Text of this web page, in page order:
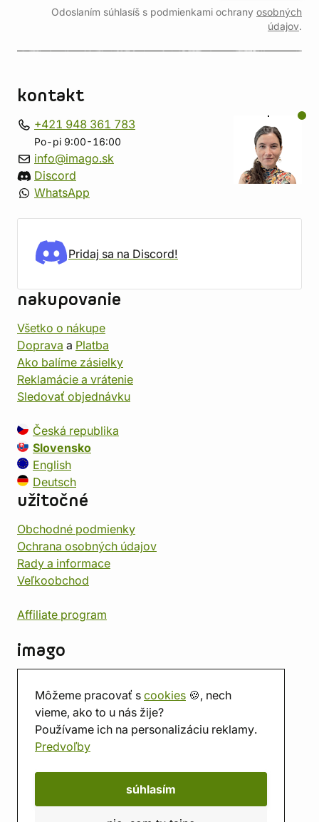
Môžeme pracovať s cookies 🍪, nech
vieme, ako to u nás žije?
Používame ich na personalizáciu reklamy.
Predvoľby
súhlasím
Odoslaním súhlasíš s podmienkami ochrany osobných
údajov.
kontakt
+421 948 361 783
Po-pi 9:00-16:00
info@imago.sk
Discord
WhatsApp
Pridaj sa na Discord!
nakupovanie
Všetko o nákupe
Doprava a Platba
Ako balíme zásielky
Reklamácie a vrátenie
Sledovať objednávku
Česká republika
Slovensko
English
Deutsch
užitočné
Obchodné podmienky
Ochrana osobných údajov
Rady a informace
Veľkoobchod
Affiliate program
imago
Predajňa
Herňa
O nás
Hodnotenie obchodu